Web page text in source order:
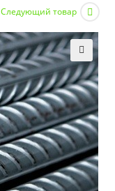
Следующий товар